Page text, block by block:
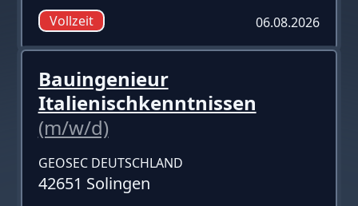
Vollzeit 06.08.2026
Bauingenieur
Italienischkenntnissen
(m/w/d)
GEOSEC DEUTSCHLAND
42651 Solingen